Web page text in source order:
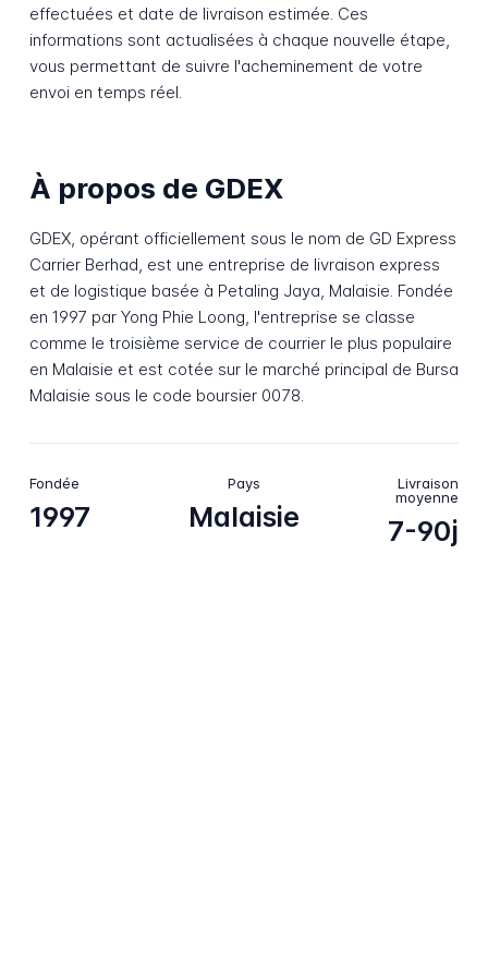
effectuées et date de livraison estimée. Ces
informations sont actualisées à chaque nouvelle étape,
vous permettant de suivre l'acheminement de votre
envoi en temps réel.
À propos de GDEX
GDEX, opérant officiellement sous le nom de GD Express
Carrier Berhad, est une entreprise de livraison express
et de logistique basée à Petaling Jaya, Malaisie. Fondée
en 1997 par Yong Phie Loong, l'entreprise se classe
comme le troisième service de courrier le plus populaire
en Malaisie et est cotée sur le marché principal de Bursa
Malaisie sous le code boursier 0078.
Fondée
1997
Pays
Malaisie
Livraison
moyenne
7-90j